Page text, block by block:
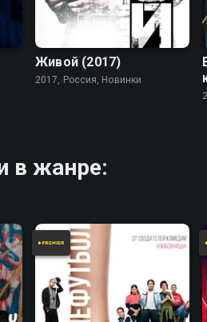
Живой (2017)
2017, Россия, Новинки
в жанре: